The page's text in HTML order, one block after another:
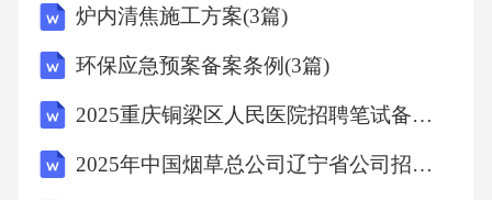
有利于城乡相互促进、共同发展的体制和机
制。D项错误，2017年出台的《“十三五”全国新
型职业农民培育发展规划》将新型职业农民设
括（）。
炉内清焦施工方案(3篇)
环保应急预案备案条例(3篇)
2025重庆铜梁区人民医院招聘笔试备考题库附答案解析
2025年中国烟草总公司辽宁省公司招聘120人笔试试题附答案解析